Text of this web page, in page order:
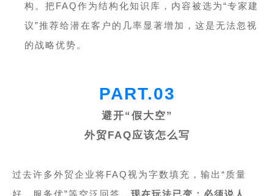
构。把FAQ作为结构化知识库，内容被选为“专家建
议”推荐给潜在客户的几率显著增加，这是无法忽视
的战略优势。
PART.03
避开“假大空”
外贸FAQ应该怎么写
过去许多外贸企业将FAQ视为字数填充，输出“质量